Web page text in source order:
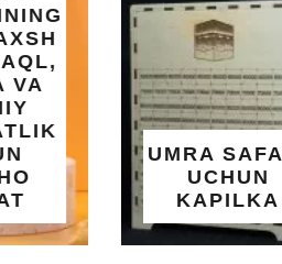
UMRA SAFARI
UCHUN
KAPILKA